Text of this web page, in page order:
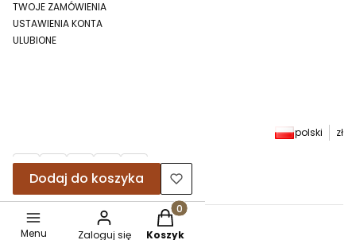
TWOJE ZAMÓWIENIA
USTAWIENIA KONTA
ULUBIONE
polski zł
Sklep internetowy Shoper.pl
Dodaj do koszyka
Menu Zaloguj się
Produkty w koszyku: 0. Zobacz
Koszyk